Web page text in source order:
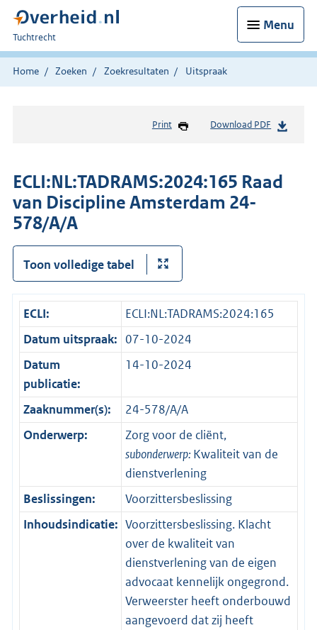
Menu
U
bent
hier:
Tuchtrecht
Home Zoeken Zoekresultaten Uitspraak
Print Download PDF
ECLI:NL:TADRAMS:2024:165 Raad
van Discipline Amsterdam 24-
578/A/A
Toon volledige tabel
ECLI:
ECLI:NL:TADRAMS:2024:165
Datum uitspraak: 07-10-2024
Datum
publicatie:
14-10-2024
Zaaknummer(s):
24-578/A/A
Onderwerp:
Zorg voor de cliënt,
subonderwerp: Kwaliteit van de
dienstverlening
Beslissingen:
Voorzittersbeslissing
Inhoudsindicatie: Voorzittersbeslissing. Klacht
over de kwaliteit van
dienstverlening van de eigen
advocaat kennelijk ongegrond.
Verweerster heeft onderbouwd
aangevoerd dat zij heeft